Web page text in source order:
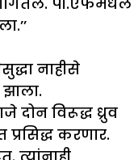
नाहीसे
दोन विरूद्ध ध्रुव
करणार.